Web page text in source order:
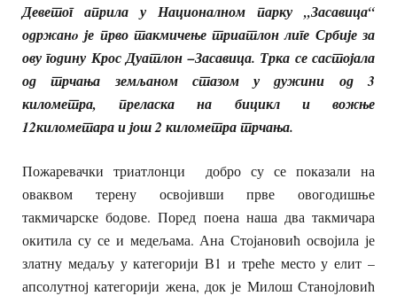
Деветог априла у Националном парку „Засавица“
одржанo је прво такмичење триатлон лиге Србије за
ову годину Крос Дуатлон –Засавица. Трка се састојала
од трчања земљаном стазом у дужини од 3
километра, преласка на бицикл и вожње
12километара и још 2 километра трчања.
Пожаревачки триатлонци добро су се показали на
оваквом терену освојивши прве овогодишње
такмичарске бодове. Поред поена наша два такмичара
окитила су се и медељама. Ана Стојановић освојила је
златну медаљу у категорији В1 и треће место у елит –
апсолутној категорији жена, док је Милош Станојловић